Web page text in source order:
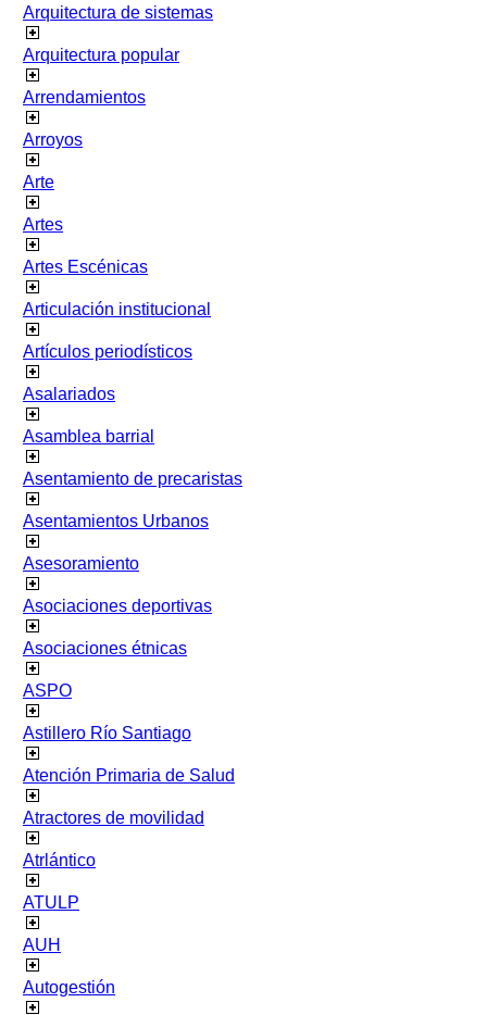
Arquitectura de sistemas
Arquitectura popular
Arrendamientos
Arroyos
Arte
Artes
Artes Escénicas
Articulación institucional
Artículos periodísticos
Asalariados
Asamblea barrial
Asentamiento de precaristas
Asentamientos Urbanos
Asesoramiento
Asociaciones deportivas
Asociaciones étnicas
ASPO
Astillero Río Santiago
Atención Primaria de Salud
Atractores de movilidad
Atrlántico
ATULP
AUH
Autogestión